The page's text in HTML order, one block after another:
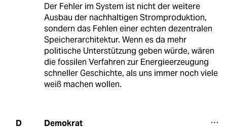
Der Fehler im System ist nicht der weitere
Ausbau der nachhaltigen Stromproduktion,
sondern das Fehlen einer echten dezentralen
Speicherarchitektur. Wenn es da mehr
politische Unterstützung geben würde, wären
die fossilen Verfahren zur Energieerzeugung
schneller Geschichte, als uns immer noch viele
weiß machen wollen.
D Demokrat